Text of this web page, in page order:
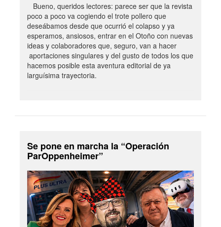
Bueno, queridos lectores: parece ser que la revista
poco a poco va cogiendo el trote pollero que
deseábamos desde que ocurrió el colapso y ya
esperamos, ansiosos, entrar en el Otoño con nuevas
ideas y colaboradores que, seguro, van a hacer
aportaciones singulares y del gusto de todos los que
hacemos posible esta aventura editorial de ya
larguísima trayectoria.
Se pone en marcha la “Operación
ParOppenheimer”